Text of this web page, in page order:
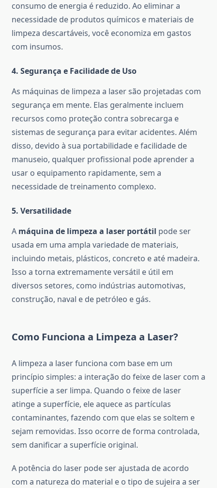
consumo de energia é reduzido. Ao eliminar a
necessidade de produtos químicos e materiais de
limpeza descartáveis, você economiza em gastos
com insumos.
4. Segurança e Facilidade de Uso
As máquinas de limpeza a laser são projetadas com
segurança em mente. Elas geralmente incluem
recursos como proteção contra sobrecarga e
sistemas de segurança para evitar acidentes. Além
disso, devido à sua portabilidade e facilidade de
manuseio, qualquer profissional pode aprender a
usar o equipamento rapidamente, sem a
necessidade de treinamento complexo.
5. Versatilidade
A máquina de limpeza a laser portátil pode ser
usada em uma ampla variedade de materiais,
incluindo metais, plásticos, concreto e até madeira.
Isso a torna extremamente versátil e útil em
diversos setores, como indústrias automotivas,
construção, naval e de petróleo e gás.
Como Funciona a Limpeza a Laser?
A limpeza a laser funciona com base em um
princípio simples: a interação do feixe de laser com a
superfície a ser limpa. Quando o feixe de laser
atinge a superfície, ele aquece as partículas
contaminantes, fazendo com que elas se soltem e
sejam removidas. Isso ocorre de forma controlada,
sem danificar a superfície original.
A potência do laser pode ser ajustada de acordo
com a natureza do material e o tipo de sujeira a ser